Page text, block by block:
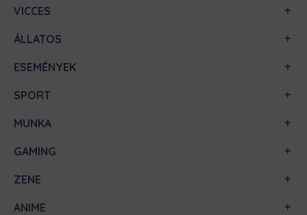
VICCES
ÁLLATOS
ESEMÉNYEK
SPORT
MUNKA
GAMING
ZENE
ANIME